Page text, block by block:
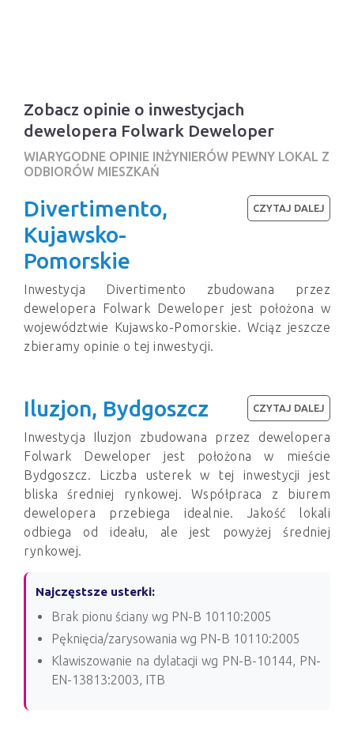
Zobacz opinie o inwestycjach
dewelopera Folwark Deweloper
WIARYGODNE OPINIE INŻYNIERÓW PEWNY LOKAL Z
ODBIORÓW MIESZKAŃ
Divertimento,
Kujawsko-
Pomorskie
Inwestycja Divertimento zbudowana przez
dewelopera Folwark Deweloper jest położona w
województwie Kujawsko-Pomorskie. Wciąz jeszcze
zbieramy opinie o tej inwestycji.
CZYTAJ DALEJ
Iluzjon, Bydgoszcz
Inwestycja Iluzjon zbudowana przez dewelopera
Folwark Deweloper jest położona w mieście
Bydgoszcz. Liczba usterek w tej inwestycji jest
bliska średniej rynkowej. Współpraca z biurem
dewelopera przebiega idealnie. Jakość lokali
odbiega od ideału, ale jest powyżej średniej
rynkowej.
Najczęstsze usterki:
Brak pionu ściany wg PN-B 10110:2005
Pęknięcia/zarysowania wg PN-B 10110:2005
Klawiszowanie na dylatacji wg PN-B-10144, PN-
EN-13813:2003, ITB
CZYTAJ DALEJ